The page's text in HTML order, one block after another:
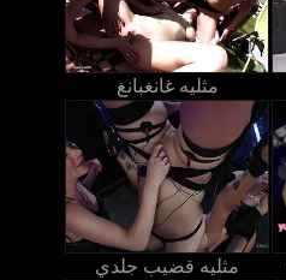
مثليه غانغبانغ
مثليه قضيب جلدي